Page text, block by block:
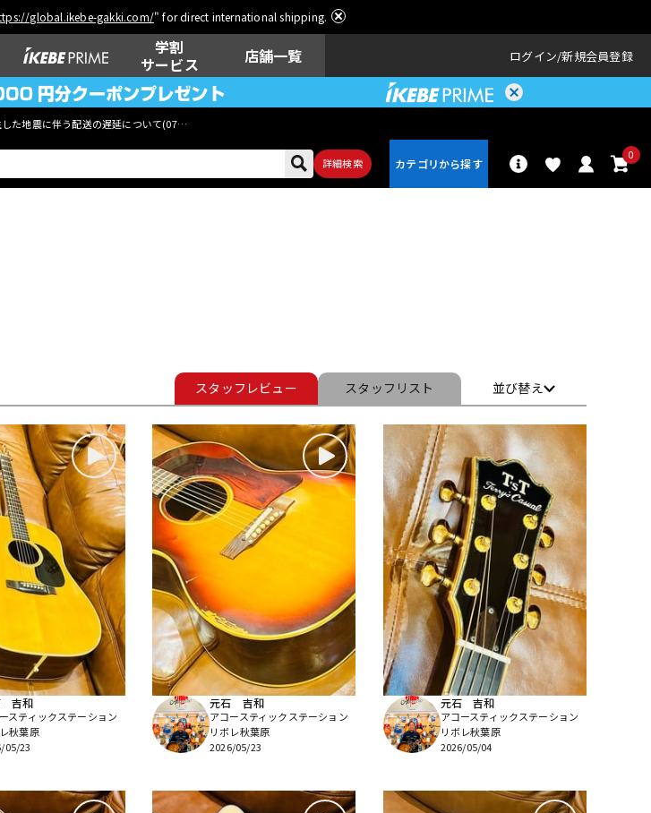
global.ikebe-gakki.com/" for direct international shipping.
学割
サービス
店舗一覧 ログイン 新規会員登録
した地震に伴う配送の遅延について(07月29日
詳細検索
0
ラ レコーディン
グ機器
配信/ライブ
機器
楽器アクセサ
リ
スタッフ レビュー スタッフ リスト 並び替え
吉和
スティックステーション
秋葉原
05/23
元石 吉和
アコースティックステーション
リボレ秋葉原
2026/05/23
元石 吉和
アコースティックステーション
リボレ秋葉原
2026/05/04